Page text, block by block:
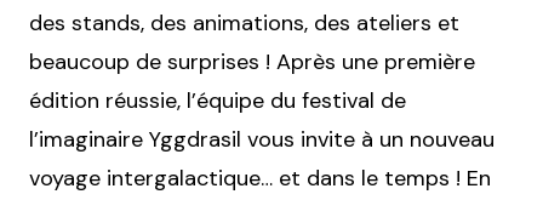
des stands, des animations, des ateliers et
beaucoup de surprises ! Après une première
édition réussie, l’équipe du festival de
l’imaginaire Yggdrasil vous invite à un nouveau
voyage intergalactique… et dans le temps ! En